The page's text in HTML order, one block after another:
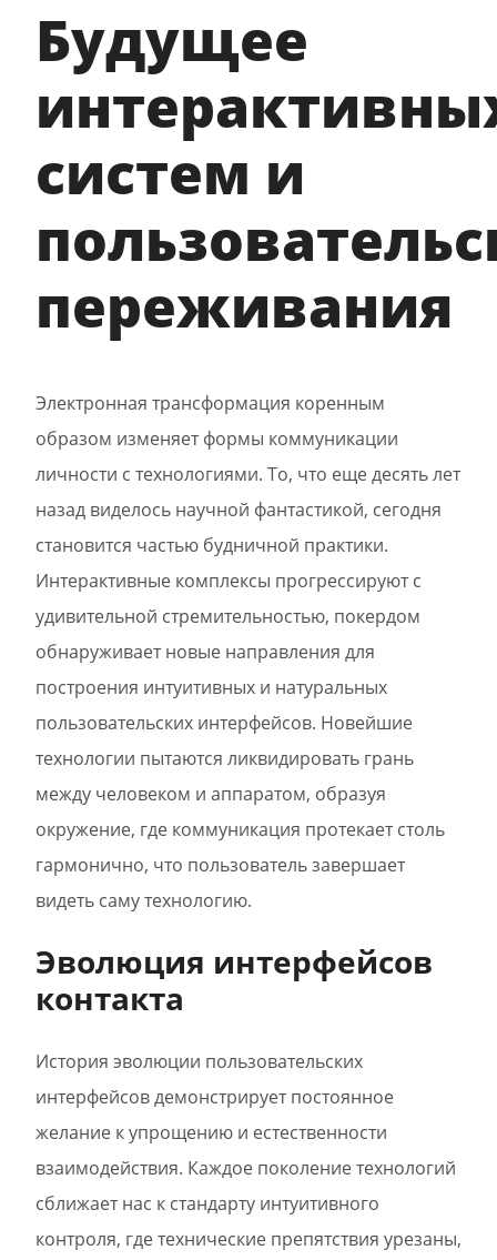
Будущее
систем и
переживания
Электронная трансформация коренным
образом изменяет формы коммуникации
личности с технологиями. То, что еще десять лет
назад виделось научной фантастикой, сегодня
становится частью будничной практики.
Интерактивные комплексы прогрессируют с
удивительной стремительностью, покердом
обнаруживает новые направления для
построения интуитивных и натуральных
пользовательских интерфейсов. Новейшие
технологии пытаются ликвидировать грань
между человеком и аппаратом, образуя
окружение, где коммуникация протекает столь
гармонично, что пользователь завершает
видеть саму технологию.
Эволюция интерфейсов
контакта
История эволюции пользовательских
интерфейсов демонстрирует постоянное
желание к упрощению и естественности
взаимодействия. Каждое поколение технологий
сближает нас к стандарту интуитивного
контроля, где технические препятствия урезаны,